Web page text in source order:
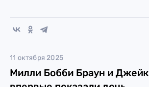
11 октября 2025
Милли Бобби Браун и